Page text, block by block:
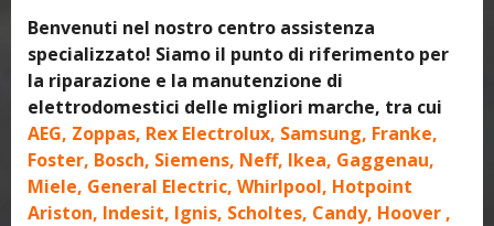
Benvenuti nel nostro centro assistenza
specializzato! Siamo il punto di riferimento per
la riparazione e la manutenzione di
elettrodomestici delle migliori marche, tra cui
AEG, Zoppas, Rex Electrolux, Samsung, Franke,
Foster, Bosch, Siemens, Neff, Ikea, Gaggenau,
Miele, General Electric, Whirlpool, Hotpoint
Ariston, Indesit, Ignis, Scholtes, Candy, Hoover ,